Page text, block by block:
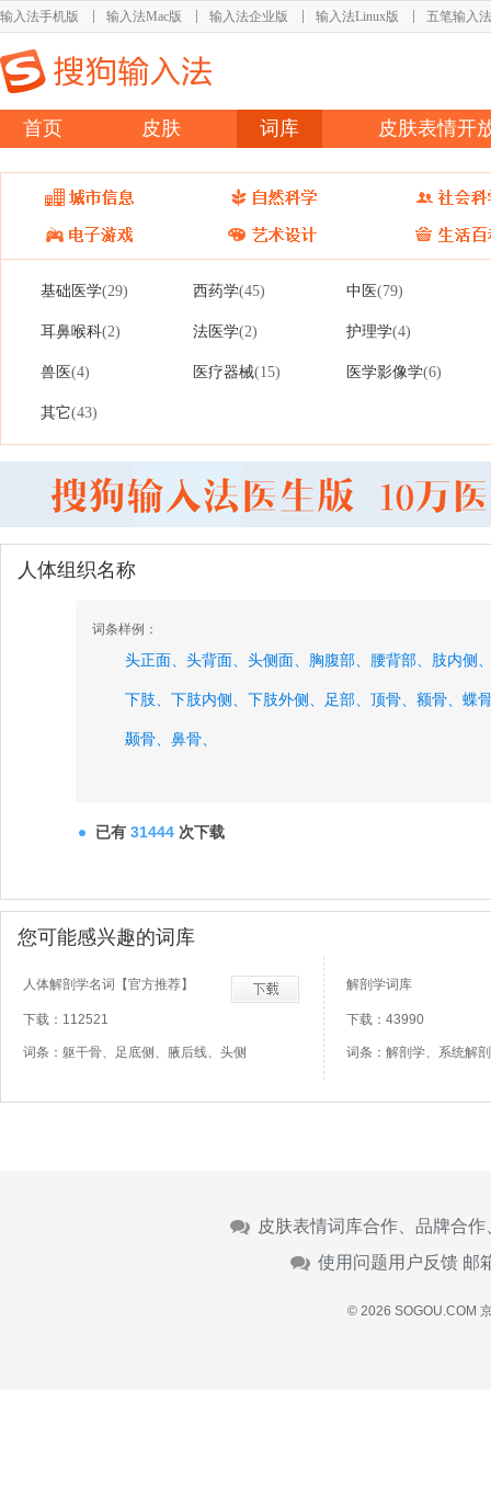
输入法手机版 输入法Mac版 输入法企业版 输入法Linux版 五笔输入法
首页 皮肤 词库 皮肤表情开
基础医学(29) 西药学(45) 中医(79)
耳鼻喉科(2) 法医学(2) 护理学(4)
兽医(4) 医疗器械(15) 医学影像学(6)
其它(43)
人体组织名称
词条样例：
头正面、 头背面、 头侧面、 胸腹部、 腰背部、 肢内侧
下肢、 下肢内侧、 下肢外侧、 足部、 顶骨、 额骨、 蝶
颞骨、 鼻骨、
已有 31444 次下载
您可能感兴趣的词库
人体解剖学名词【官方推荐】
下载：112521
词条：躯干骨、足底侧、腋后线、头侧
解剖学词库
下载：43990
词条：解剖学、系统解
皮肤表情词库合作、品牌合
使用问题用户反馈 邮
© 2026 SOGOU.COM